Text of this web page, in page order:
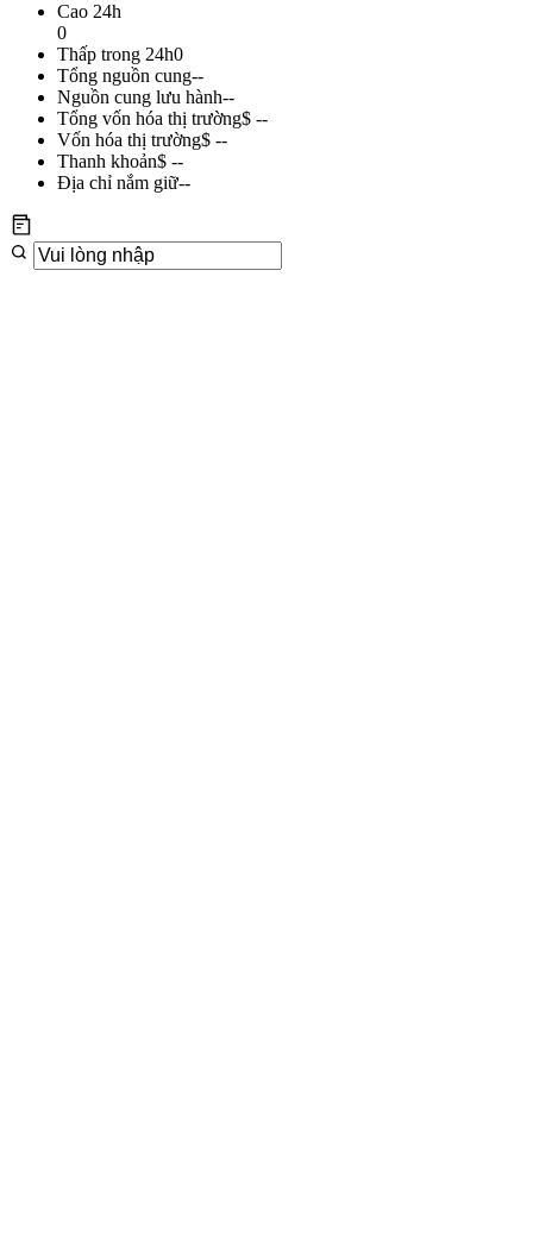
Cao 24h
0
Thấp trong 24h0
Tổng nguồn cung--
Nguồn cung lưu hành--
Tổng vốn hóa thị trường$ --
Vốn hóa thị trường$ --
Thanh khoản$ --
Địa chỉ nắm giữ--